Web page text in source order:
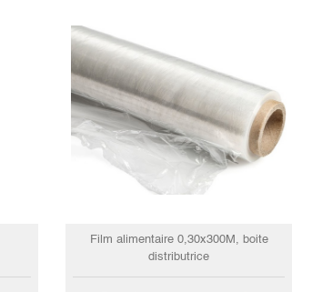
Film alimentaire 0,30x300M, boite
distributrice